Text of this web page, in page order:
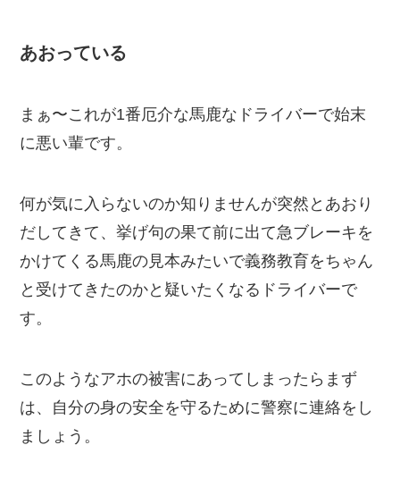
あおっている
まぁ〜これが1番厄介な馬鹿なドライバーで始末
に悪い輩です。
何が気に入らないのか知りませんが突然とあおり
だしてきて、挙げ句の果て前に出て急ブレーキを
かけてくる馬鹿の見本みたいで義務教育をちゃん
と受けてきたのかと疑いたくなるドライバーで
す。
このようなアホの被害にあってしまったらまず
は、自分の身の安全を守るために警察に連絡をし
ましょう。